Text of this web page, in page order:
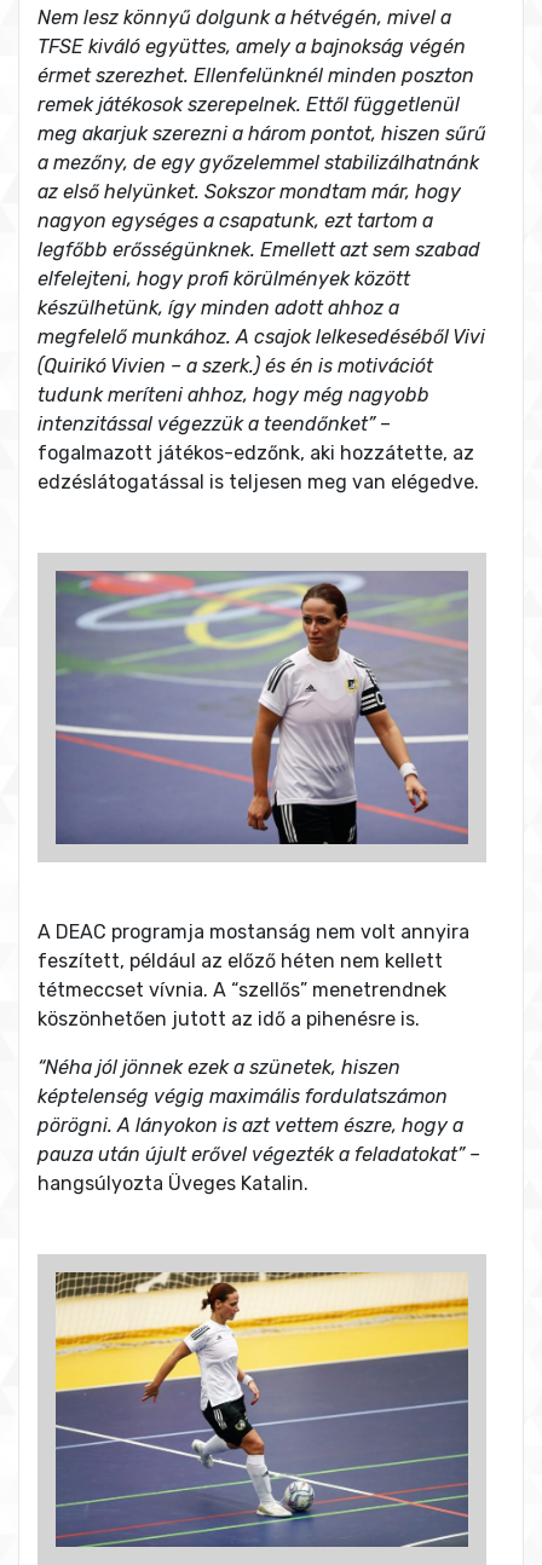
Nem lesz könnyű dolgunk a hétvégén, mivel a
TFSE kiváló együttes, amely a bajnokság végén
érmet szerezhet. Ellenfelünknél minden poszton
remek játékosok szerepelnek. Ettől függetlenül
meg akarjuk szerezni a három pontot, hiszen sűrű
a mezőny, de egy győzelemmel stabilizálhatnánk
az első helyünket. Sokszor mondtam már, hogy
nagyon egységes a csapatunk, ezt tartom a
legfőbb erősségünknek. Emellett azt sem szabad
elfelejteni, hogy profi körülmények között
készülhetünk, így minden adott ahhoz a
megfelelő munkához. A csajok lelkesedéséből Vivi
(Quirikó Vivien – a szerk.) és én is motivációt
tudunk meríteni ahhoz, hogy még nagyobb
intenzitással végezzük a teendőnket”–
fogalmazott játékos-edzőnk, aki hozzátette, az
edzéslátogatással is teljesen meg van elégedve.
A DEAC programja mostanság nem volt annyira
feszített, például az előző héten nem kellett
tétmeccset vívnia. A “szellős” menetrendnek
köszönhetően jutott az idő a pihenésre is.
“Néha jól jönnek ezek a szünetek, hiszen
képtelenség végig maximális fordulatszámon
pörögni. A lányokon is azt vettem észre, hogy a
pauza után újult erővel végezték a feladatokat” –
hangsúlyozta Üveges Katalin.